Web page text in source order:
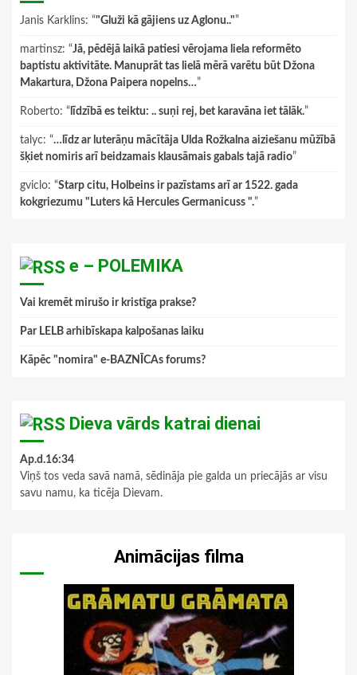
Janis Karklins: “"Gluži kā gājiens uz Aglonu.."”
martinsz: “Jā, pēdējā laikā patiesi vērojama liela reformēto
baptistu aktivitāte. Manuprāt tas lielā mērā varētu būt Džona
Makartura, Džona Paipera nopelns…”
Roberto: “ līdzībā es teiktu: .. suņi rej, bet karavāna iet tālāk.”
talyc: “…līdz ar luterāņu mācītāja Ulda Rožkalna aiziešanu mūžībā
šķiet nomiris arī beidzamais klausāmais gabals tajā radio”
gviclo: “Starp citu, Holbeins ir pazīstams arī ar 1522. gada
kokgriezumu "Luters kā Hercules Germanicuss ".”
e – POLEMIKA
Vai kremēt mirušo ir kristīga prakse?
Par LELB arhibīskapa kalpošanas laiku
Kāpēc "nomira" e-BAZNĪCAs forums?
Dieva vārds katrai dienai
Ap.d.16:34
Viņš tos veda savā namā, sēdināja pie galda un priecājās ar visu
savu namu, ka ticēja Dievam.
Animācijas filma